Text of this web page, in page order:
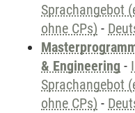
Sprachangebot
ohne CPs) -
& Engineering -
Sprachangebot
ohne CPs) -